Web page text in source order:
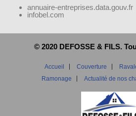
annuaire-entreprises.data.gouv.fr
infobel.com
© 2020 DEFOSSE & FILS.
Accueil Couverture
Ramonage
Actualité de nos